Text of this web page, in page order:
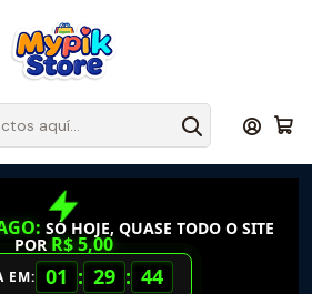
SÓ HOJE, QUASE TODO O SITE
POR R$ 5,00
EM: 01 : 29 : 43